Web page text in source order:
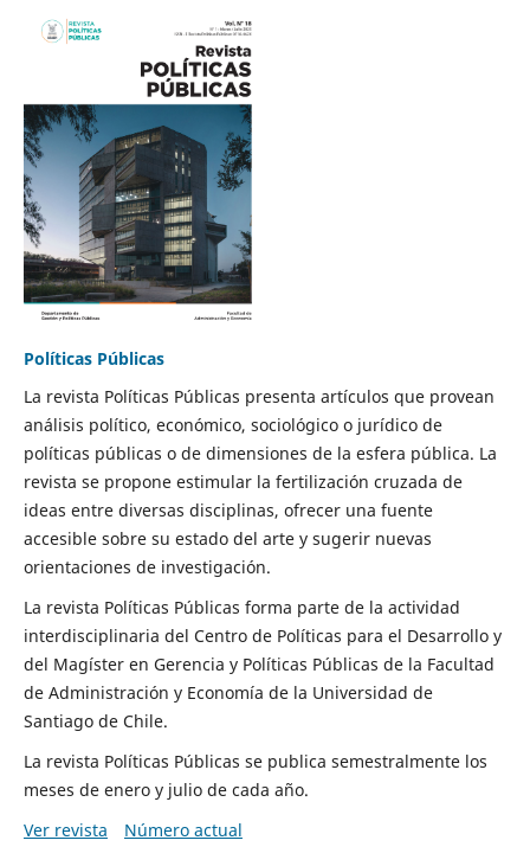
Políticas Públicas
La revista Políticas Públicas presenta artículos que provean
análisis político, económico, sociológico o jurídico de
políticas públicas o de dimensiones de la esfera pública. La
revista se propone estimular la fertilización cruzada de
ideas entre diversas disciplinas, ofrecer una fuente
accesible sobre su estado del arte y sugerir nuevas
orientaciones de investigación.
La revista Políticas Públicas forma parte de la actividad
interdisciplinaria del Centro de Políticas para el Desarrollo y
del Magíster en Gerencia y Políticas Públicas de la Facultad
de Administración y Economía de la Universidad de
Santiago de Chile.
La revista Políticas Públicas se publica semestralmente los
meses de enero y julio de cada año.
Ver revista
Número actual